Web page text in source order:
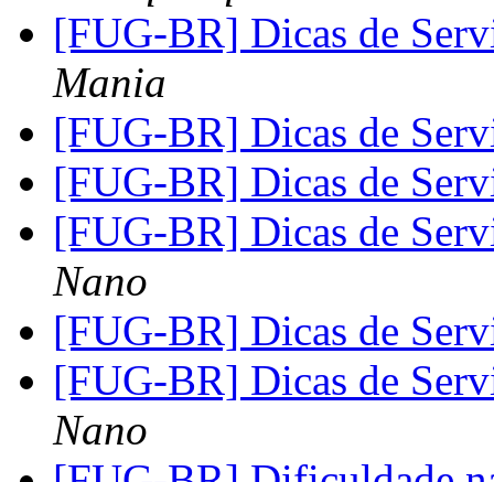
[FUG-BR] Dicas de
Mania
[FUG-BR] Dicas de
[FUG-BR] Dicas de
[FUG-BR] Dicas de
Nano
[FUG-BR] Dicas de
[FUG-BR] Dicas de
Nano